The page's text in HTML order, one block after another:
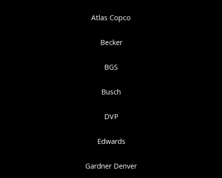
Atlas Copco
Becker
BGS
Busch
DVP
Edwards
Gardner Denver